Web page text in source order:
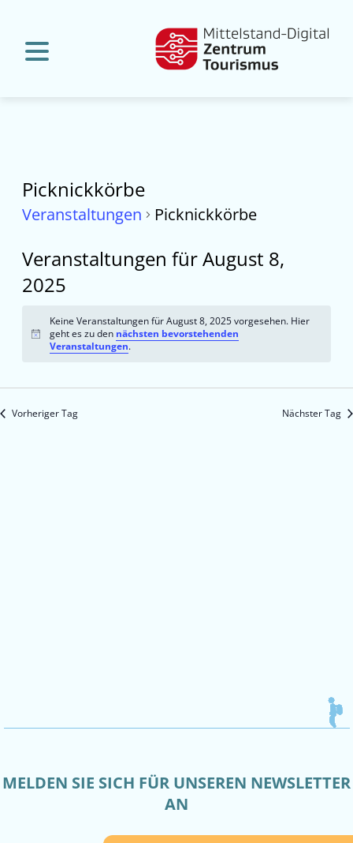
Picknickkörbe
Veranstaltungen Picknickkörbe
Veranstaltungen für August 8,
2025
Hinweis
Keine Veranstaltungen für August 8, 2025 vorgesehen. Hier
geht es zu den nächsten bevorstehenden
Veranstaltungen.
Vorheriger Tag Nächster Tag
MELDEN SIE SICH FÜR UNSEREN NEWSLETTER
AN